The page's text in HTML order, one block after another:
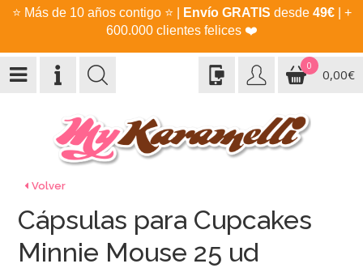
⭐ Más de 10 años contigo ⭐ Envío GRATIS desde 49€| +
600.000 clientes felices ❤️
0
0,00€
Volver
Cápsulas para Cupcakes
Minnie Mouse 25 ud